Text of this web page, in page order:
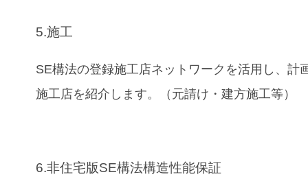
5.施工
SE構法の登録施工店ネットワークを活用し、計
施工店を紹介します。（元請け・建方施工等）
6.非住宅版SE構法構造性能保証